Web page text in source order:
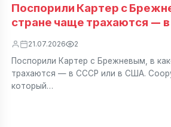
Поспорили Картер с
стране чаще трахаются —
21.07.2026 2
Поспорили Картер с Брежневым, в
трахаются — в СССР или в США.
который…